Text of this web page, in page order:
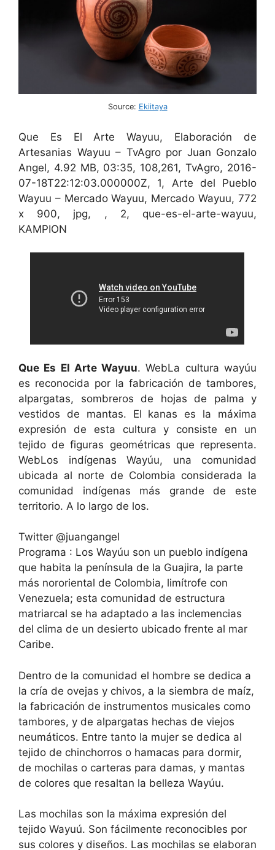
Source: Ekiitaya
Que Es El Arte Wayuu, Elaboración de
Artesanias Wayuu – TvAgro por Juan Gonzalo
Angel, 4.92 MB, 03:35, 108,261, TvAgro, 2016-
07-18T22:12:03.000000Z, 1, Arte del Pueblo
Wayuu – Mercado Wayuu, Mercado Wayuu, 772
x 900, jpg, , 2, que-es-el-arte-wayuu,
KAMPION
Que Es El Arte Wayuu. WebLa cultura wayúu
es reconocida por la fabricación de tambores,
alpargatas, sombreros de hojas de palma y
vestidos de mantas. El kanas es la máxima
expresión de esta cultura y consiste en un
tejido de figuras geométricas que representa.
WebLos indígenas Wayúu, una comunidad
ubicada al norte de Colombia considerada la
comunidad indígenas más grande de este
territorio. A lo largo de los.
Twitter @juangangel
Programa : Los Wayúu son un pueblo indígena
que habita la península de la Guajira, la parte
más nororiental de Colombia, limítrofe con
Venezuela; esta comunidad de estructura
matriarcal se ha adaptado a las inclemencias
del clima de un desierto ubicado frente al mar
Caribe.
Dentro de la comunidad el hombre se dedica a
la cría de ovejas y chivos, a la siembra de maíz,
la fabricación de instrumentos musicales como
tambores, y de alpargatas hechas de viejos
neumáticos. Entre tanto la mujer se dedica al
tejido de chinchorros o hamacas para dormir,
de mochilas o carteras para damas, y mantas
de colores que resaltan la belleza Wayúu.
Las mochilas son la máxima expresión del
tejido Wayuú. Son fácilmente reconocibles por
sus colores y diseños. Las mochilas se elaboran